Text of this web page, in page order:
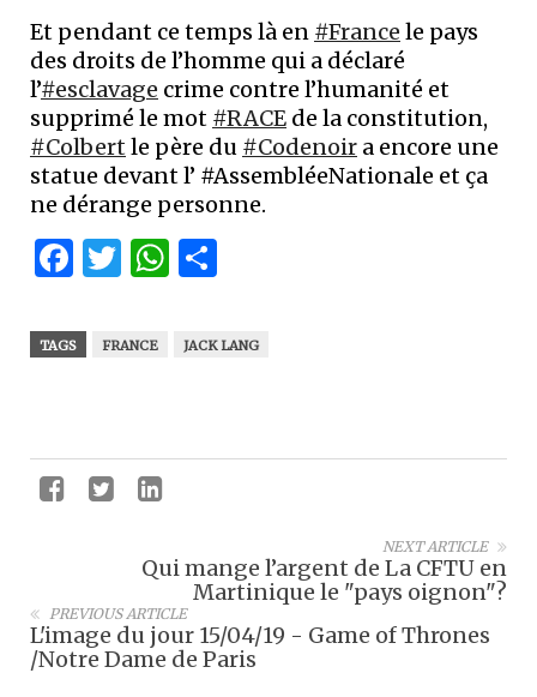
Et pendant ce temps là en #France le pays
des droits de l’homme qui a déclaré
l’#esclavage crime contre l’humanité et
supprimé le mot #RACE de la constitution,
#Colbert le père du #Codenoir a encore une
statue devant l’ #AssembléeNationale et ça
ne dérange personne.
Facebook
Twitter
WhatsApp
TAGS FRANCE JACK LANG
NEXT ARTICLE
Qui mange l’argent de La CFTU en
Martinique le "pays oignon"?
PREVIOUS ARTICLE
L'image du jour 15/04/19 - Game of Thrones
/Notre Dame de Paris